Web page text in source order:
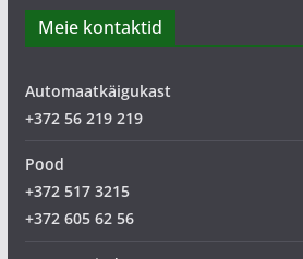
Meie kontaktid
Automaatkäigukast
+372 56 219 219
Pood
+372 517 3215
+372 605 62 56